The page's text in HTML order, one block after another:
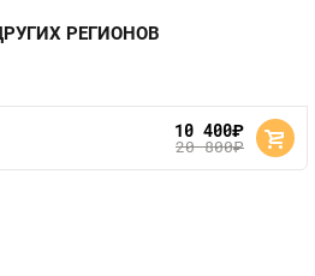
РЕГИОНОВ
10 400руб.
20 800руб.